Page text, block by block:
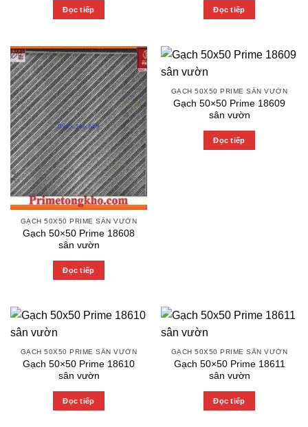
Đọc tiếp Đọc tiếp
GẠCH 50X50 PRIME SÂN VƯỜN
Gạch 50×50 Prime 18608
sân vườn
Đọc tiếp
GẠCH 50X50 PRIME SÂN VƯỜN
Gạch 50×50 Prime 18609
sân vườn
Đọc tiếp
GẠCH 50X50 PRIME SÂN VƯỜN
Gạch 50×50 Prime 18610
sân vườn
Đọc tiếp
GẠCH 50X50 PRIME SÂN VƯỜN
Gạch 50×50 Prime 18611
sân vườn
Đọc tiếp